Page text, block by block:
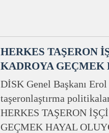
HERKES TAŞERON
KADROYA GEÇMEK
DİSK Genel Başkanı
taşeronlaştırma
HERKES TAŞERON
GEÇMEK HAYAL